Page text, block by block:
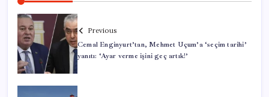
Previous
Cemal Enginyurt’tan, Mehmet Uçum’a ‘seçim tarihi’
yanıtı: ‘Ayar verme işini geç artık!’